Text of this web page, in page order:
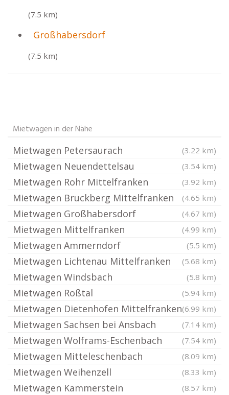
(7.5 km)
Großhabersdorf
(7.5 km)
Mietwagen in der Nähe
Mietwagen Petersaurach (3.22 km)
Mietwagen Neuendettelsau (3.54 km)
Mietwagen Rohr Mittelfranken (3.92 km)
Mietwagen Bruckberg Mittelfranken (4.65 km)
Mietwagen Großhabersdorf (4.67 km)
Mietwagen Mittelfranken (4.99 km)
Mietwagen Ammerndorf (5.5 km)
Mietwagen Lichtenau Mittelfranken (5.68 km)
Mietwagen Windsbach (5.8 km)
Mietwagen Roßtal (5.94 km)
Mietwagen Dietenhofen Mittelfranken(6.99 km)
Mietwagen Sachsen bei Ansbach (7.14 km)
Mietwagen Wolframs-Eschenbach (7.54 km)
Mietwagen Mitteleschenbach (8.09 km)
Mietwagen Weihenzell (8.33 km)
Mietwagen Kammerstein (8.57 km)